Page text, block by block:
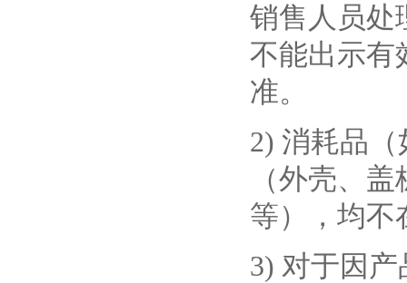
销售人员处
不能出示有
准。
2) 消耗品
（外壳、
等），均不
3) 对于因